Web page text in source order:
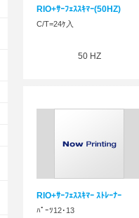
RIO+ｻｰﾌｪｽｽｷﾏｰ(50HZ)
C/T=24ｹ入
50 HZ
RIO+ｻｰﾌｪｽｽｷﾏｰ ｽﾄﾚｰﾅｰ
ﾊﾟｰﾂ12･13